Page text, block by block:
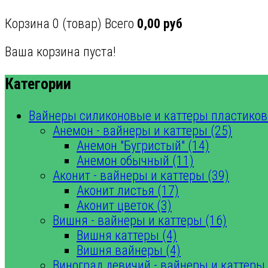
Корзина 0 (товар) Всего 0,00 руб
Ваша корзина пуста!
Категории
Вайнеры силиконовые и каттеры
Анемон - вайнеры и каттеры (25)
Анемон "Бугристый" (14)
Анемон обычный (11)
Аконит - вайнеры и каттеры (39)
Аконит листья (17)
Аконит цветок (3)
Вишня - вайнеры и каттеры (16)
Вишня каттеры (4)
Вишня вайнеры (4)